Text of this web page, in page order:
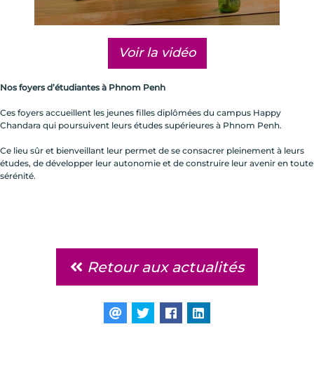
Voir la vidéo
Nos foyers d’étudiantes à Phnom Penh
Ces foyers accueillent les jeunes filles diplômées du campus Happy
Chandara qui poursuivent leurs études supérieures à Phnom Penh.
Ce lieu sûr et bienveillant leur permet de se consacrer pleinement à leurs
études, de développer leur autonomie et de construire leur avenir en toute
sérénité.
Retour aux actualités